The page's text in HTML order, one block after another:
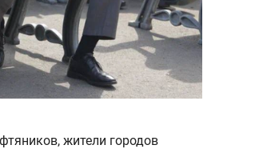
жители городов